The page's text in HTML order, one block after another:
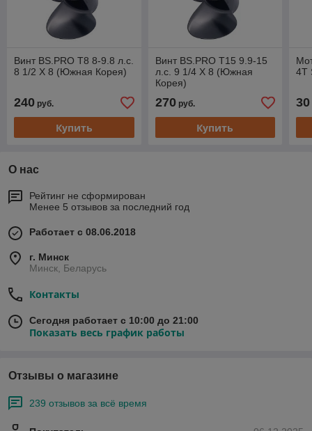
Винт BS.PRO T8 8-9.8 л.с.
8 1/2 X 8 (Южная Корея)
240 руб.
Купить
Винт BS.PRO T15 9.9-15
л.с. 9 1/4 X 8 (Южная
Корея)
270руб.
Купить
4T
30
О нас
Рейтинг не сформирован
Менее 5 отзывов за последний год
Работает с 08.06.2018
г. Минск
Минск, Беларусь
Контакты
Сегодня работает с 10:00 до 21:00
Показать весь график работы
Отзывы о магазине
239 отзывов за всё время